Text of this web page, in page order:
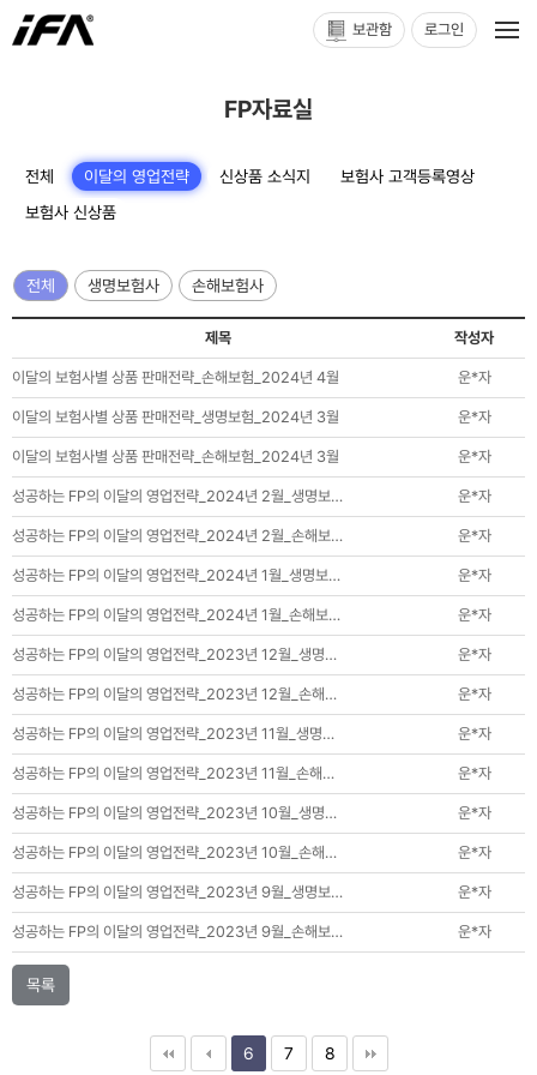
보관함 로그인
FP자료실
전체 이달의 영업전략 신상품 소식지
보험사 고객등록영상
보험사 신상품
전체 생명보험사 손해보험사
제목 작성자
이달의 보험사별 상품 판매전략_손해보험_2024년 4월 운*자
이달의 보험사별 상품 판매전략_생명보험_2024년 3월 운*자
이달의 보험사별 상품 판매전략_손해보험_2024년 3월 운*자
성공하는 FP의 이달의 영업전략_2024년 2월_생명보… 운*자
성공하는 FP의 이달의 영업전략_2024년 2월_손해보… 운*자
성공하는 FP의 이달의 영업전략_2024년 1월_생명보… 운*자
성공하는 FP의 이달의 영업전략_2024년 1월_손해보… 운*자
성공하는 FP의 이달의 영업전략_2023년 12월_생명… 운*자
성공하는 FP의 이달의 영업전략_2023년 12월_손해… 운*자
성공하는 FP의 이달의 영업전략_2023년 11월_생명… 운*자
성공하는 FP의 이달의 영업전략_2023년 11월_손해… 운*자
성공하는 FP의 이달의 영업전략_2023년 10월_생명… 운*자
성공하는 FP의 이달의 영업전략_2023년 10월_손해… 운*자
성공하는 FP의 이달의 영업전략_2023년 9월_생명보… 운*자
성공하는 FP의 이달의 영업전략_2023년 9월_손해보… 운*자
목록
6 7 8